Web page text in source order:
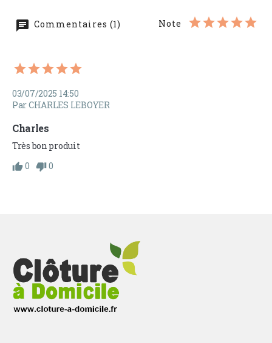
Commentaires (1) Note
03/07/2025 14:50
Par CHARLES LEBOYER
Charles
Très bon produit
0
0